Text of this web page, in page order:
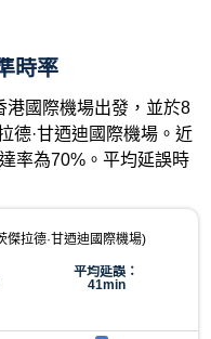
時率
港國際機場出發，並於8
德·甘迺迪國際機場。近
率為70%。平均延誤時
傑拉德·甘迺迪國際機場)
平均延誤：
41min